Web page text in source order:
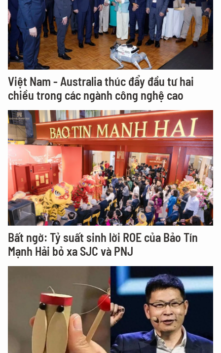
Việt Nam - Australia thúc đẩy đầu tư hai
chiều trong các ngành công nghệ cao
Bất ngờ: Tỷ suất sinh lời ROE của Bảo Tín
Mạnh Hải bỏ xa SJC và PNJ